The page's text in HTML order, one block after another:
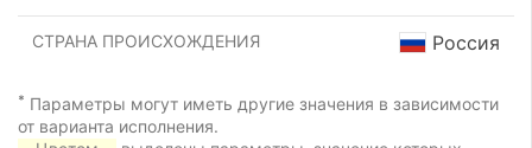
СТРАНА ПРОИСХОЖДЕНИЯ Россия
* Параметры могут иметь другие значения в зависимости
от варианта исполнения.